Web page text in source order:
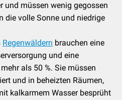
und müssen wenig gegossen
die volle Sonne und niedrige
Regenwäldern brauchen eine
und eine
als 50 %. Sie müssen
und in beheizten Räumen,
kalkarmem Wasser besprüht